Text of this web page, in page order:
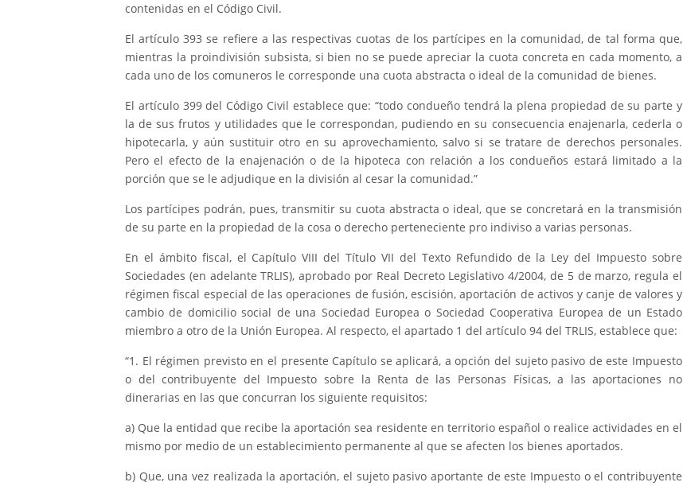
contenidas en el Código Civil.
El artículo 393 se refiere a las respectivas cuotas de los partícipes en la comunidad, de tal forma que,
mientras la proindivisión subsista, si bien no se puede apreciar la cuota concreta en cada momento, a
cada uno de los comuneros le corresponde una cuota abstracta o ideal de la comunidad de bienes.
El artículo 399 del Código Civil establece que: “todo condueño tendrá la plena propiedad de su parte y
la de sus frutos y utilidades que le correspondan, pudiendo en su consecuencia enajenarla, cederla o
hipotecarla, y aún sustituir otro en su aprovechamiento, salvo si se tratare de derechos personales.
Pero el efecto de la enajenación o de la hipoteca con relación a los condueños estará limitado a la
porción que se le adjudique en la división al cesar la comunidad.”
Los partícipes podrán, pues, transmitir su cuota abstracta o ideal, que se concretará en la transmisión
de su parte en la propiedad de la cosa o derecho perteneciente pro indiviso a varias personas.
En el ámbito fiscal, el Capítulo VIII del Título VII del Texto Refundido de la Ley del Impuesto sobre
Sociedades (en adelante TRLIS), aprobado por Real Decreto Legislativo 4/2004, de 5 de marzo, regula el
régimen fiscal especial de las operaciones de fusión, escisión, aportación de activos y canje de valores y
cambio de domicilio social de una Sociedad Europea o Sociedad Cooperativa Europea de un Estado
miembro a otro de la Unión Europea. Al respecto, el apartado 1 del artículo 94 del TRLIS, establece que:
“1. El régimen previsto en el presente Capítulo se aplicará, a opción del sujeto pasivo de este Impuesto
o del contribuyente del Impuesto sobre la Renta de las Personas Físicas, a las aportaciones no
dinerarias en las que concurran los siguiente requisitos:
a) Que la entidad que recibe la aportación sea residente en territorio español o realice actividades en el
mismo por medio de un establecimiento permanente al que se afecten los bienes aportados.
b) Que, una vez realizada la aportación, el sujeto pasivo aportante de este Impuesto o el contribuyente